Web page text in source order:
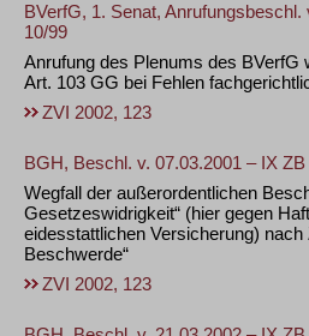
BVerfG, 1. Senat, Anrufungsbeschl.
10/99
Anrufung des Plenums des BVerfG
Art. 103 GG bei Fehlen
ZVI 2002, 123
BGH, Beschl. v. 07.03.2001 – IX ZB
Wegfall der außerordentlichen
Gesetzeswidrigkeit“ (hier gegen
eidesstattlichen Versicherung)
Beschwerde“
ZVI 2002, 123